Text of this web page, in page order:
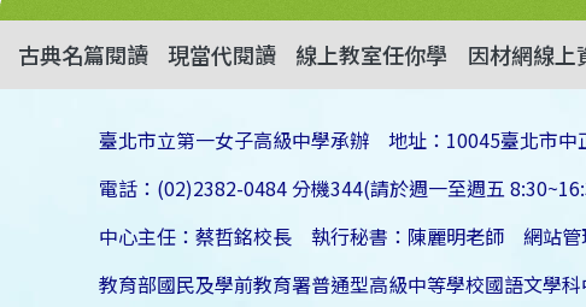
古典名篇閱讀 現當代閱讀 線上教室任你學 因材網線上
臺北市立第一女子高級中學承辦 地址：10045臺北市中
電話：(02)2382-0484 分機344(請於週一至週五
中心主任：蔡哲銘校長 執行秘書：陳麗明老師 網站管
教育部國民及學前教育署普通型高級中等學校國語文學